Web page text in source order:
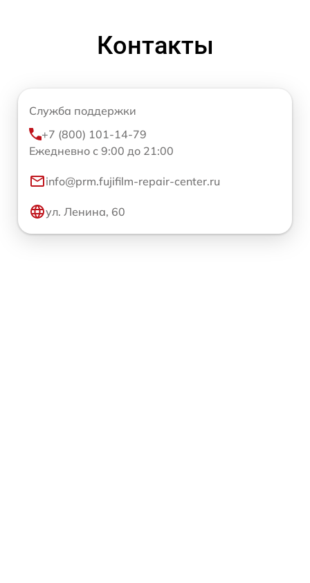
Контакты
Служба поддержки
+7 (800) 101-14-79
Ежедневно с 9:00 до 21:00
info@prm.fujifilm-repair-center.ru
ул. Ленина, 60